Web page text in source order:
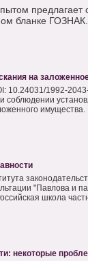
предлагает
бланке ГОЗНАК.
на
10.24031/1992-
соблюдении
имущества.
"Павлова и
школа
некоторые